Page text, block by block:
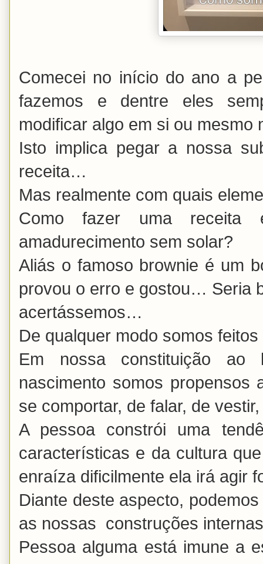
Comecei no início do ano a
fazemos e dentre eles
modificar algo em si ou mesmo
Isto implica pegar a nossa
receita…
Mas realmente com quais
Como fazer uma
amadurecimento sem solar?
Aliás o famoso brownie é um
provou o erro e gostou… Seria
acertássemos…
De qualquer modo somos
Em nossa constituição
nascimento somos propensos
se comportar, de falar, de
A pessoa constrói uma
características e da cultura
enraíza dificilmente ela irá agir
Diante deste aspecto,
as nossas construções
Pessoa alguma está imune a